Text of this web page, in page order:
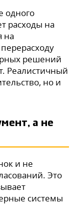
одного
расходы на
на
решений
Реалистичный
но и
а не
и не
Это
системы